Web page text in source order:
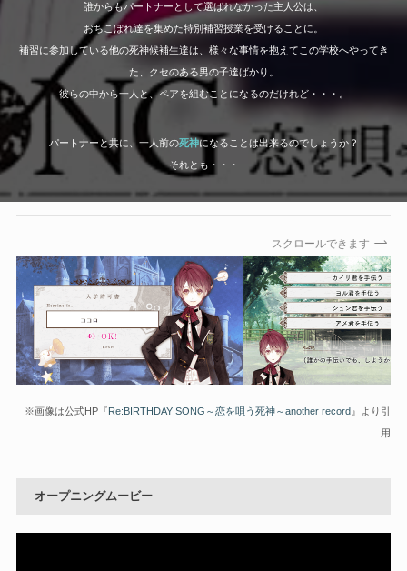
誰からもパートナーとして選ばれなかった主人公は、
おちこぼれ達を集めた特別補習授業を受けることに。
補習に参加している他の死神候補生達は、様々な事情を抱えてこの学校へやってき
た、クセのある男の子達ばかり。
彼らの中から一人と、ペアを組むことになるのだけれど・・・。
パートナーと共に、一人前の死神になることは出来るのでしょうか？
それとも・・・
スクロールできます
※画像は公式HP『Re:BIRTHDAY SONG～恋を唄う死神～another record 』より引
用
オープニングムービー